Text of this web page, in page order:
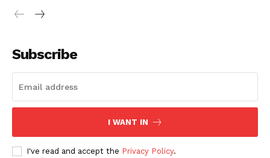
Subscribe
I WANT IN
I've read and accept the Privacy Policy.